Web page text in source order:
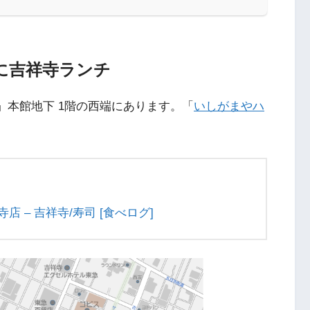
吉祥寺ランチ
館地下 1階の西端にあります。「 いしがまやハ
店 – 吉祥寺/寿司 [食べログ]